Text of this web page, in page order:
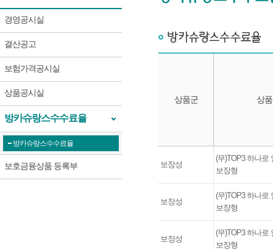
경영공시실
결산공고
보험가격공시실
상품공시실
방카슈랑스수수료율
방카슈랑스수수료율
보호금융상품 등록부
상품군 상
보장성
(무)TOP3 하나로
보장형
보장성
(무)TOP3 하나로
보장형
보장성
(무)TOP3 하나로
보장형